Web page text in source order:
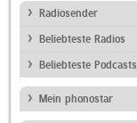
Radiosender
Beliebteste Radios
Beliebteste Podcasts
Mein phonostar